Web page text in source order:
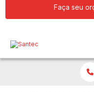
Faça seu